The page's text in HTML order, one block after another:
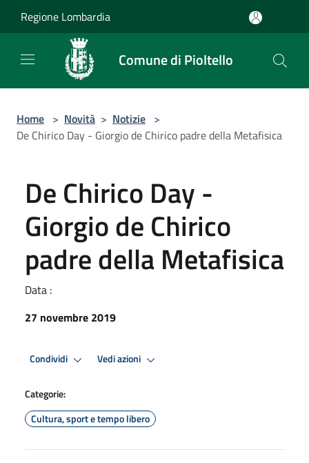
Regione Lombardia
Comune di Pioltello
Home > Novità > Notizie >
De Chirico Day - Giorgio de Chirico padre della Metafisica
De Chirico Day -
Giorgio de Chirico
padre della Metafisica
Data :
27 novembre 2019
Condividi Vedi azioni
Categorie:
Cultura, sport e tempo libero